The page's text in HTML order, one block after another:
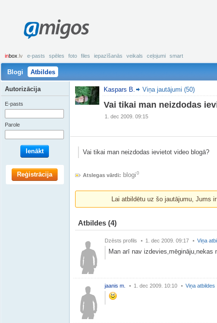
amigos
inbox .lv e-pasts spēles foto files iepazīšanās veikals ceļojumi smart
Blogi Atbildes
Kaspars B. Viņa jautājumi (50)
Vai tikai man neizdodas
1. dec 2009. 09:15
Vai tikai man neizdodas ievietot video blogā?
Atslegas vārdi: blogi 0
Lai atbildētu uz šo jautājumu, Jums
Atbildes (4)
Dzēsts profils 1. dec 2009. 09:17 Viņa
Man arī nav izdevies,mēgināju,nekas
jaanis m. 1. dec 2009. 10:10 Viņa atbildes
Autorizācija
E-pasts
Parole
Ienākt
Reģistrācija